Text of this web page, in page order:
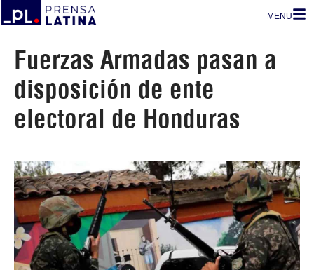
MENU
Fuerzas Armadas pasan a
disposición de ente
electoral de Honduras